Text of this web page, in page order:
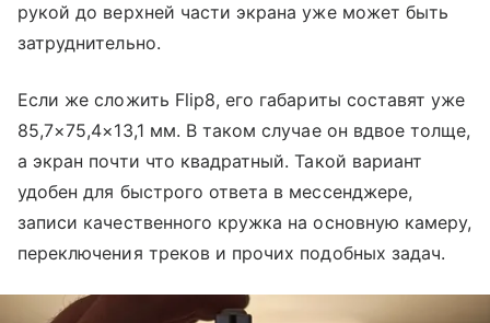
рукой до верхней части экрана уже может быть
затруднительно.
Если же сложить Flip8, его габариты составят уже
85,7×75,4×13,1 мм. В таком случае он вдвое толще,
а экран почти что квадратный. Такой вариант
удобен для быстрого ответа в мессенджере,
записи качественного кружка на основную камеру,
переключения треков и прочих подобных задач.